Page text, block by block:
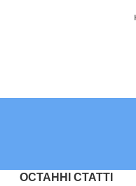
ОСТАННІ СТАТТІ